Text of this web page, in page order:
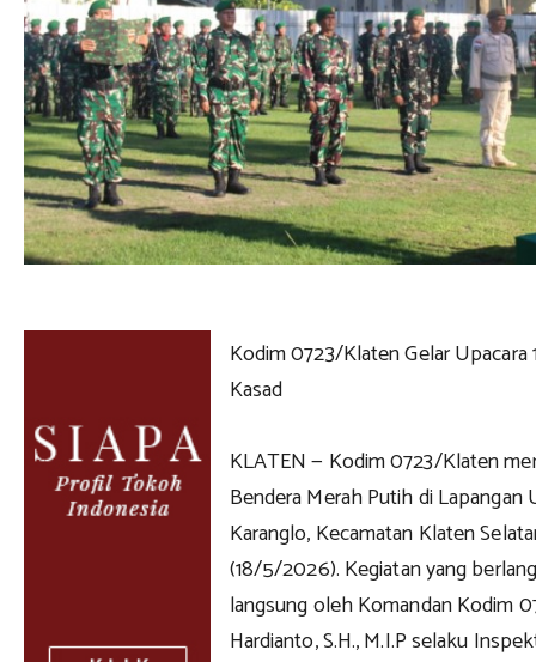
Kodim 0723/Klaten Gelar Upacara
Kasad
KLATEN — Kodim 0723/Klaten
Bendera Merah Putih di
Karanglo, Kecamatan Klaten
(18/5/2026). Kegiatan yang
langsung oleh Komandan Kodim
Hardianto, S.H., M.I.P selaku